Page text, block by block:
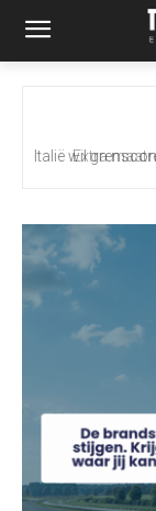
Extra